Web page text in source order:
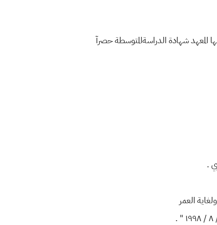
المعهد شهادة الدراسةالمتوسطة حصرآ
.